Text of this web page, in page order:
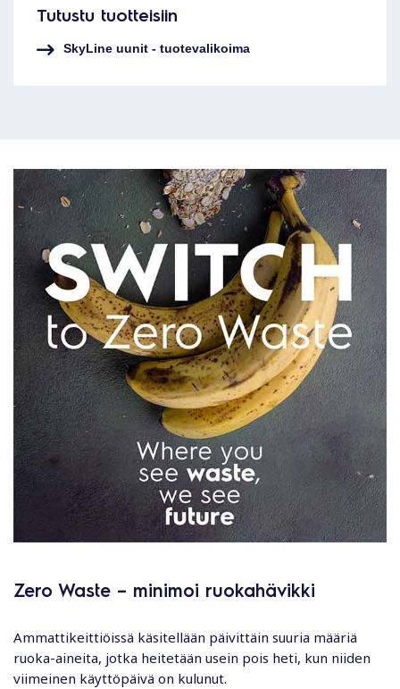
Tutustu tuotteisiin
SkyLine uunit - tuotevalikoima
Zero Waste – minimoi ruokahävikki
Ammattikeittiöissä käsitellään päivittäin suuria määriä
ruoka-aineita, jotka heitetään usein pois heti, kun niiden
viimeinen käyttöpäivä on kulunut.